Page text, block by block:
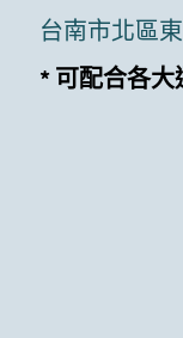
台南市北區
* 可配合各